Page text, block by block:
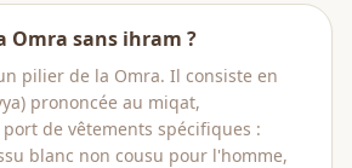
Omra sans ihram ?
pilier de la Omra. Il consiste en
prononcée au miqat,
de vêtements spécifiques :
blanc non cousu pour l'homme,